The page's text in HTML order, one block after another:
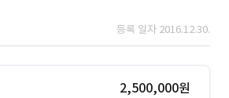
등록 일자 2016.12.30.
2,500,000원